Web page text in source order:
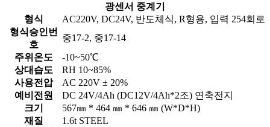
광센서 중계기
형식
AC220V, DC24V, 반도체식, R형용, 입력 254회로
형식승인번
호
중17-2, 중17-14
주위온도
-10~50℃
상대습도
RH 10~85%
사용전압
AC 220V ± 20%
예비전원
DC 24V/4Ah (DC12V/4Ah*2조) 연축전지
크기
567㎜ * 464 ㎜ * 646 ㎜ (W*D*H)
재질
1.6t STEEL